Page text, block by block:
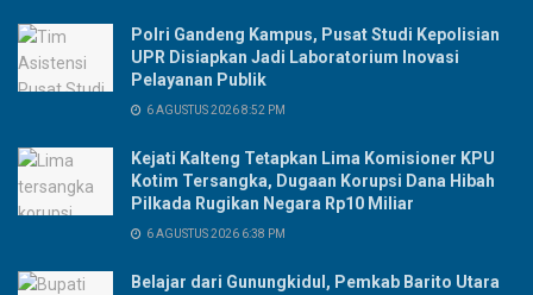
Polri Gandeng Kampus, Pusat Studi Kepolisian
UPR Disiapkan Jadi Laboratorium Inovasi
Pelayanan Publik
6 AGUSTUS 2026 8:52 PM
Kejati Kalteng Tetapkan Lima Komisioner KPU
Kotim Tersangka, Dugaan Korupsi Dana Hibah
Pilkada Rugikan Negara Rp10 Miliar
6 AGUSTUS 2026 6:38 PM
Belajar dari Gunungkidul, Pemkab Barito Utara